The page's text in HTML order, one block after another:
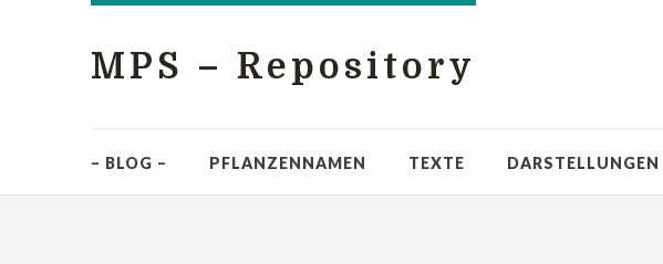
MPS – Repository
– BLOG – PFLANZENNAMEN TEXTE DARSTELLUNGEN